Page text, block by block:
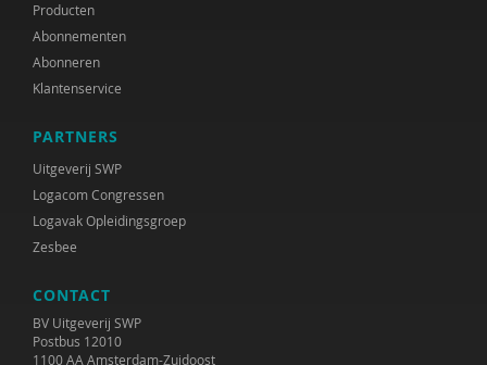
Producten
Abonnementen
Abonneren
Klantenservice
PARTNERS
Uitgeverij SWP
Logacom Congressen
Logavak Opleidingsgroep
Zesbee
CONTACT
BV Uitgeverij SWP
Postbus 12010
1100 AA Amsterdam-Zuidoost